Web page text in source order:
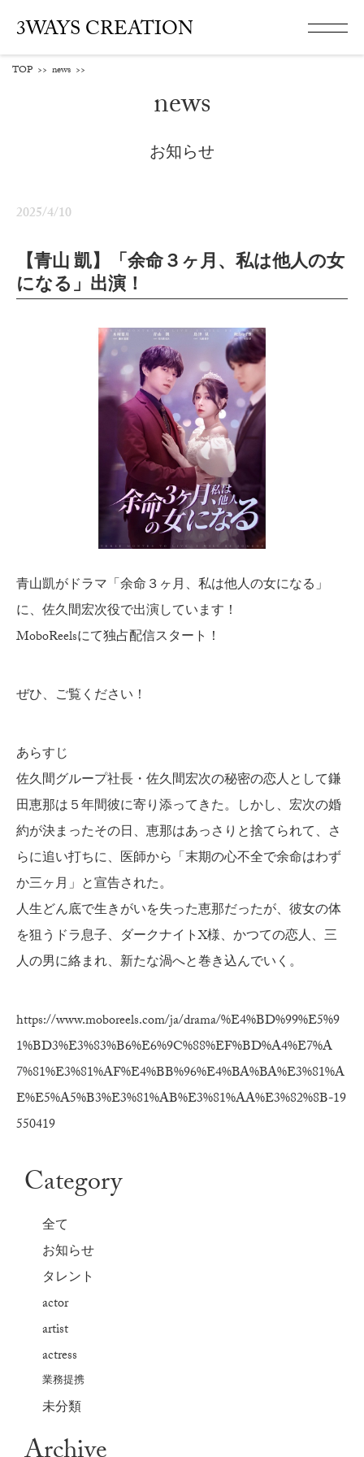
3WAYS CREATION
TOP >> news >>
news
お知らせ
2025/4/10
【青山 凱】「余命３ヶ月、私は他人の女
になる」出演！
青山凱がドラマ「余命３ヶ月、私は他人の女になる」
に、佐久間宏次役で出演しています！
MoboReelsにて独占配信スタート！
ぜひ、ご覧ください！
あらすじ
佐久間グループ社長・佐久間宏次の秘密の恋人として鎌
田恵那は５年間彼に寄り添ってきた。しかし、宏次の婚
約が決まったその日、恵那はあっさりと捨てられて、さ
らに追い打ちに、医師から「末期の心不全で余命はわず
か三ヶ月」と宣告された。
人生どん底で生きがいを失った恵那だったが、彼女の体
を狙うドラ息子、ダークナイトX様、かつての恋人、三
人の男に絡まれ、新たな渦へと巻き込んでいく。
https://www.moboreels.com/ja/drama/%E4%BD%99%E5%9
1%BD3%E3%83%B6%E6%9C%88%EF%BD%A4%E7%A
7%81%E3%81%AF%E4%BB%96%E4%BA%BA%E3%81%A
E%E5%A5%B3%E3%81%AB%E3%81%AA%E3%82%8B-19
550419
Category
全て
お知らせ
タレント
actor
artist
actress
業務提携
未分類